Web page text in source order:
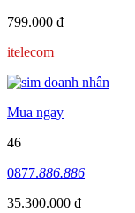
799.000 ₫
itelecom
Mua ngay
46
0877.886.886
35.300.000 ₫